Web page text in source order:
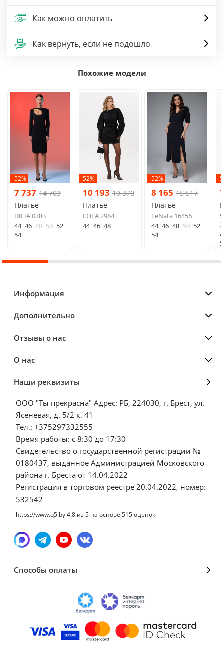
Как можно оплатить
Как вернуть, если не подошло
Похожие модели
-52%
7 737 14 703
Платье
DILIA 0783
44 46 48 50 52
54
-52%
10 193 19 370
Платье
EOLA 2984
44 46 48
-52%
8 165 15 517
Платье
LeNata 16456
44 46 48 50 52
54
-
Информация
Дополнительно
Отзывы о нас
О нас
Наши реквизиты
ООО "Ты прекрасна" Адрес: РБ, 224030, г. Брест, ул.
Ясеневая, д. 5/2 к. 41
Тел.: +375297332555
Время работы: с 8:30 до 17:30
Свидетельство о государственной регистрации №
0180437, выданное Администрацией Московского
района г. Бреста от 14.04.2022
Регистрация в торговом реестре 20.04.2022, номер:
532542
https://www.q5.by4.8 из5 на основе 515оценок.
Способы оплаты